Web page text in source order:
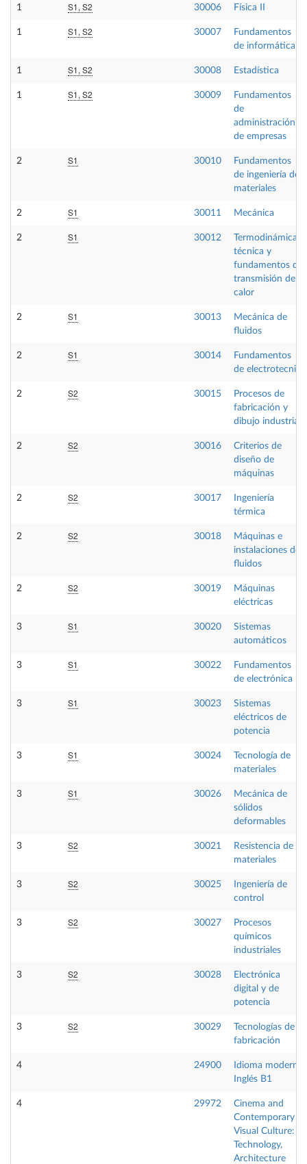
1 S1, S2 30006 Física II
1 S1, S2 30007
Fundamentos
de informática
1 S1, S2 30008 Estadística
1 S1, S2 30009
Fundamentos
de
administración
de empresas
2 S1 30010
Fundamentos
de ingeniería de
materiales
2 S1 30011 Mecánica
2 S1 30012
Termodinámica
técnica y
fundamentos de
transmisión de
calor
2 S1 30013
Mecánica de
fluidos
2 S1 30014
Fundamentos
de electrotecnia
2 S2 30015
Procesos de
fabricación y
dibujo industrial
2 S2 30016
Criterios de
diseño de
máquinas
2 S2 30017
Ingeniería
térmica
2 S2 30018
Máquinas e
instalaciones de
fluidos
2 S2 30019
Máquinas
eléctricas
3 S1 30020
Sistemas
automáticos
3 S1 30022
Fundamentos
de electrónica
3 S1 30023
Sistemas
eléctricos de
potencia
3 S1 30024
Tecnología de
materiales
3 S1 30026
Mecánica de
sólidos
deformables
3 S2 30021
Resistencia de
materiales
3 S2 30025
Ingeniería de
control
3 S2 30027
Procesos
químicos
industriales
3 S2 30028
Electrónica
digital y de
potencia
3 S2 30029
Tecnologías de
fabricación
4 24900
Idioma moderno
Inglés B1
4 29972
Cinema and
Contemporary
Visual Culture:
Technology,
Architecture